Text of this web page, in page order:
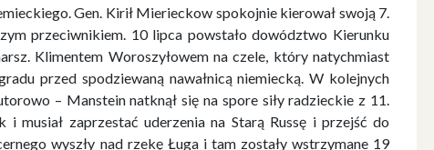
Gen. Kirił Mierieckow spokojnie kierował swoją 7.
przeciwnikiem. 10 lipca powstało dowództwo Kierunku
Klimentem Woroszyłowem na czele, który natychmiast
przed spodziewaną nawałnicą niemiecką. W kolejnych
– Manstein natknął się na spore siły radzieckie z 11.
musiał zaprzestać uderzenia na Starą Russę i przejść do
wyszły nad rzekę Ługa i tam zostały wstrzymane 19